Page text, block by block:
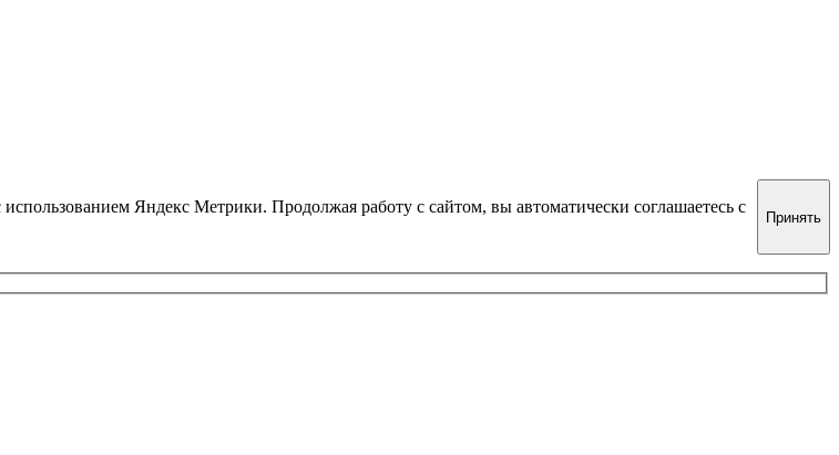
Яндекс Метрики. Продолжая работу с сайтом, вы автоматически соглашаетесь с
Принять